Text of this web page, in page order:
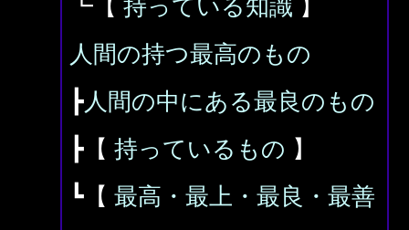
┗【 持っている知識 】
人間の持つ最高のもの
┣人間の中にある最良のもの
┣【 持っているもの 】
┗【 最高・最上・最良・最善